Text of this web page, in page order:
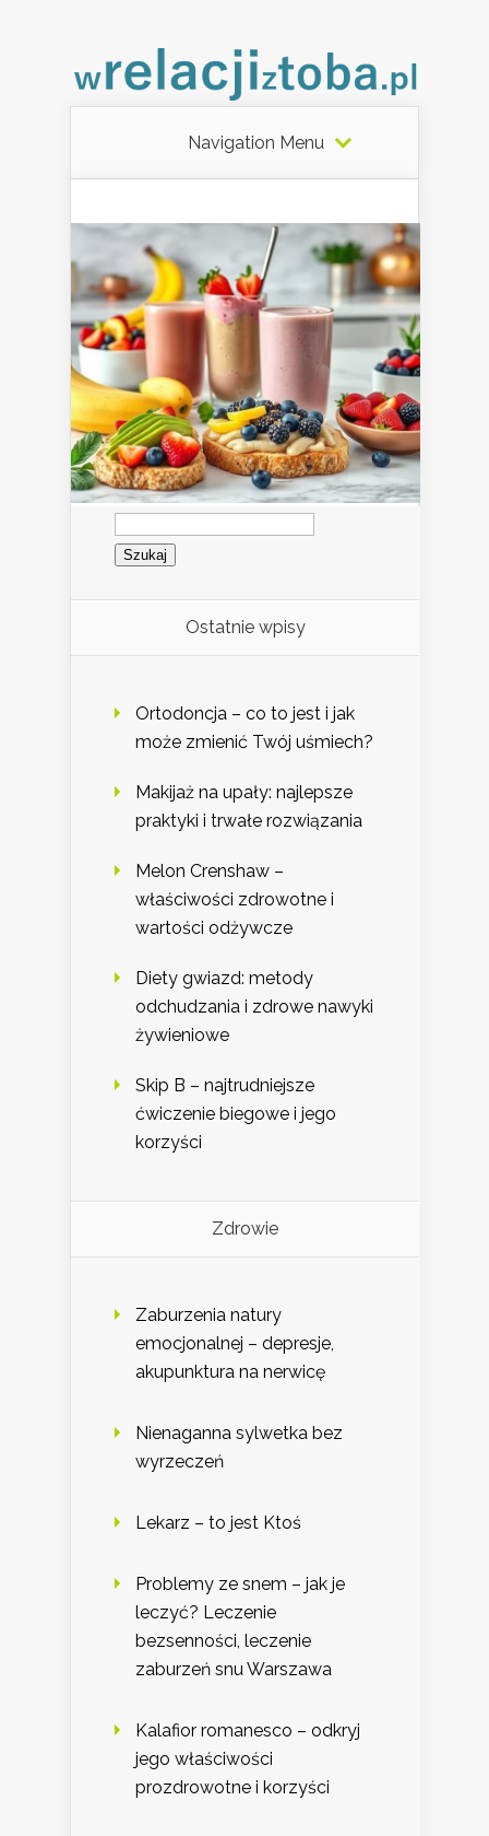
Navigation Menu
Szukaj:
Ostatnie wpisy
Ortodoncja – co to jest i jak
może zmienić Twój uśmiech?
Makijaż na upały: najlepsze
praktyki i trwałe rozwiązania
Melon Crenshaw –
właściwości zdrowotne i
wartości odżywcze
Diety gwiazd: metody
odchudzania i zdrowe nawyki
żywieniowe
Skip B – najtrudniejsze
ćwiczenie biegowe i jego
korzyści
Zdrowie
Zaburzenia natury
emocjonalnej – depresje,
akupunktura na nerwicę
Nienaganna sylwetka bez
wyrzeczeń
Lekarz – to jest Ktoś
Problemy ze snem – jak je
leczyć? Leczenie
bezsenności, leczenie
zaburzeń snu Warszawa
Kalafior romanesco – odkryj
jego właściwości
prozdrowotne i korzyści